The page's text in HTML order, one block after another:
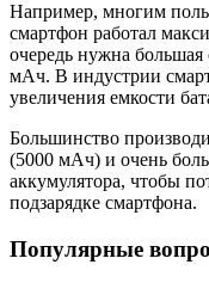
Например, многим
смартфон работал
очередь нужна большая
мАч. В индустрии
увеличения емкости
Большинство
(5000 мАч) и очень
аккумулятора, чтобы
подзарядке смартфона.
Популярные